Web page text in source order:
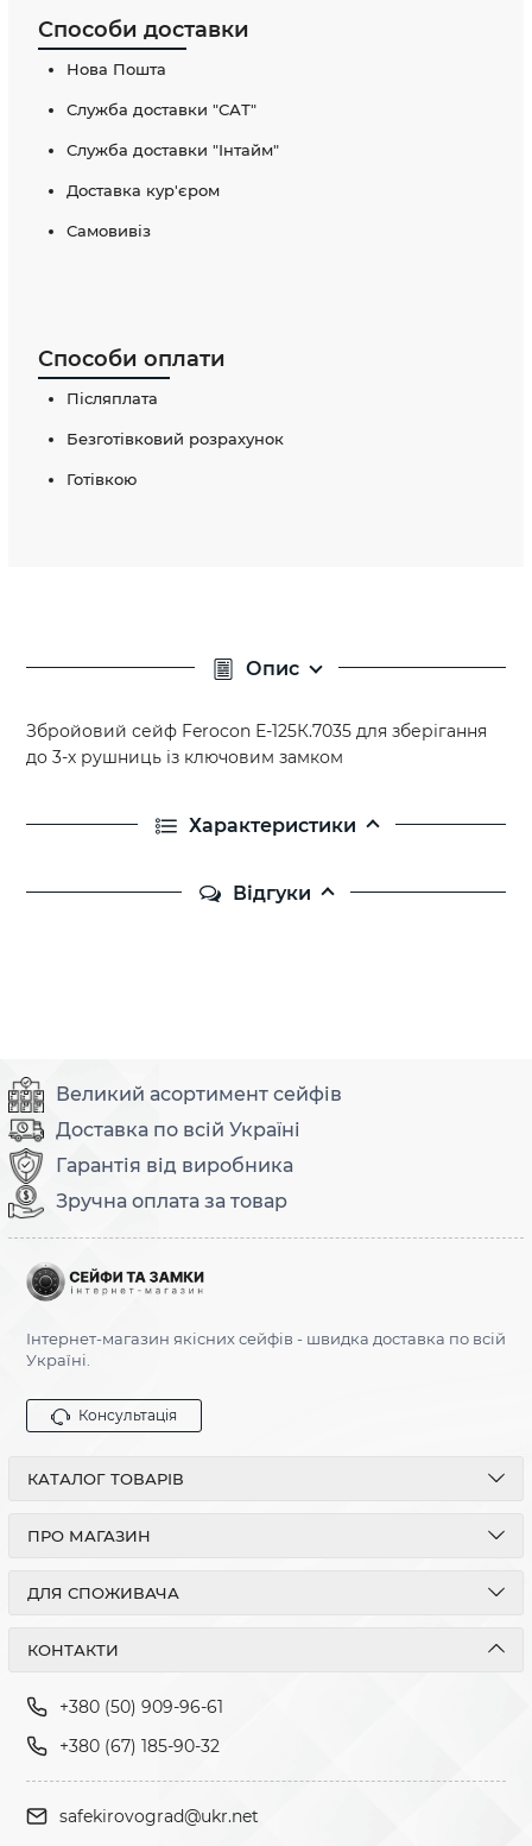
Способи доставки
Нова Пошта
Служба доставки "САТ"
Служба доставки "Інтайм"
Доставка кур'єром
Самовивіз
Способи оплати
Післяплата
Безготівковий розрахунок
Готівкою
Опис
Збройовий сейф Ferocon Е-125К.7035 для зберігання
до 3-х рушниць із ключовим замком
Характеристики
Відгуки
Великий асортимент сейфів
Доставка по всій Україні
Гарантія від виробника
Зручна оплата за товар
Інтернет-магазин якісних сейфів - швидка доставка по всій
Україні.
Консультація
КАТАЛОГ ТОВАРІВ
ПРО МАГАЗИН
ДЛЯ СПОЖИВАЧА
КОНТАКТИ
+380 (50) 909-96-61
+380 (67) 185-90-32
safekirovograd@ukr.net